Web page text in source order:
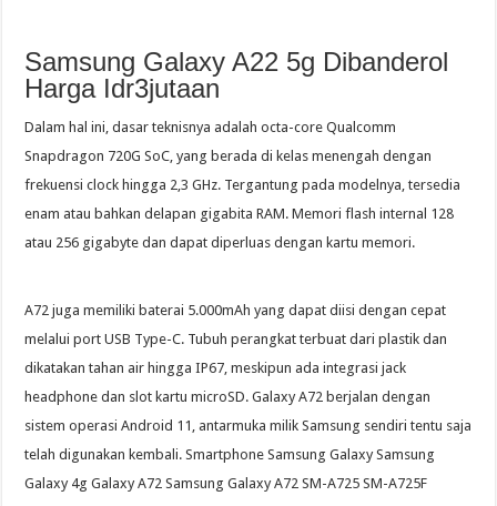
Samsung Galaxy A22 5g Dibanderol
Harga Idr3jutaan
Dalam hal ini, dasar teknisnya adalah octa-core Qualcomm
Snapdragon 720G SoC, yang berada di kelas menengah dengan
frekuensi clock hingga 2,3 GHz. Tergantung pada modelnya, tersedia
enam atau bahkan delapan gigabita RAM. Memori flash internal 128
atau 256 gigabyte dan dapat diperluas dengan kartu memori.
A72 juga memiliki baterai 5.000mAh yang dapat diisi dengan cepat
melalui port USB Type-C. Tubuh perangkat terbuat dari plastik dan
dikatakan tahan air hingga IP67, meskipun ada integrasi jack
headphone dan slot kartu microSD. Galaxy A72 berjalan dengan
sistem operasi Android 11, antarmuka milik Samsung sendiri tentu saja
telah digunakan kembali. Smartphone Samsung Galaxy Samsung
Galaxy 4g Galaxy A72 Samsung Galaxy A72 SM-A725 SM-A725F